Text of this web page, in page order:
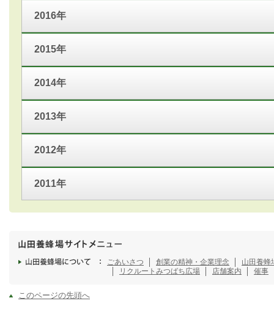
2016年
2015年
2014年
2013年
2012年
2011年
ごあいさつ 創業の精神・企業理念
山田養蜂
リクルート みつばち広場 店舗案内 催事
このページの先頭へ